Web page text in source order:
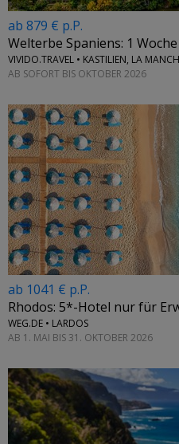
ab 879 € p.P.
Welterbe Spaniens: 1
VIVIDO.TRAVEL • KASTILIEN, LA
AB SOFORT BIS OKTOBER 2026
ab 1041 € p.P.
Rhodos: 5*-Hotel nur für
WEG.DE • LARDOS
AB 1. MAI BIS 31. OKTOBER 2026